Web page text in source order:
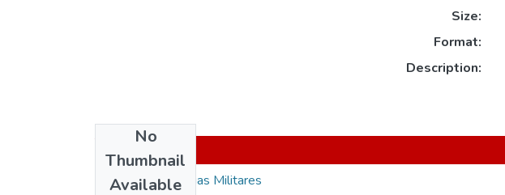
No
Thumbnail
Available
Size:
Format:
Description:
Maestría en Ciencias Militares